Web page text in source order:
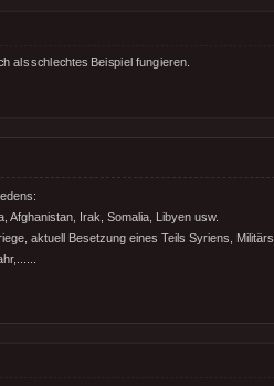
als schlechtes Beispiel fungieren.
Afghanistan, Irak, Somalia, Libyen usw.
aktuell Besetzung eines Teils Syriens,